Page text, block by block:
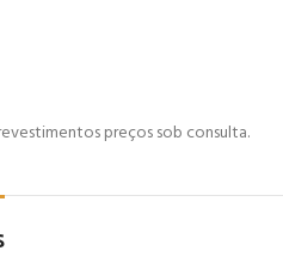
preços sob consulta.